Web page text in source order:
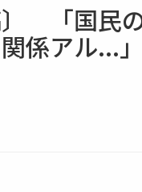
〕 「国民
係アル...